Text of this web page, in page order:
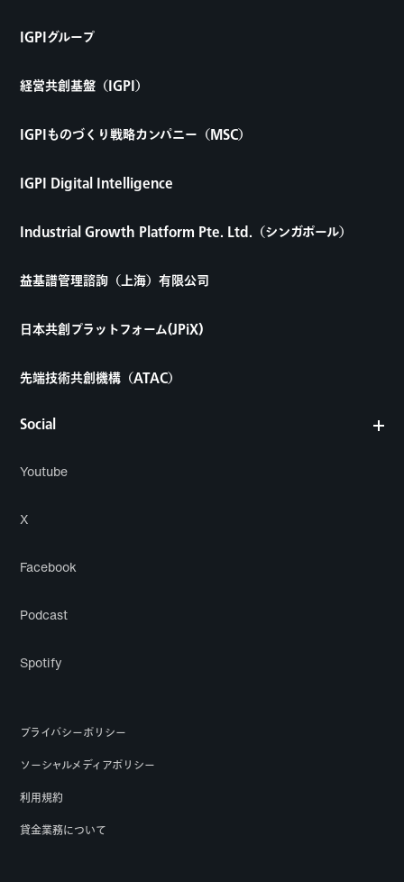
Social
Youtube
X
Facebook
Podcast
Spotify
IGPIグループ
経営共創基盤（IGPI）
IGPIものづくり戦略カンパニー（MSC）
IGPI Digital Intelligence
Industrial Growth Platform Pte. Ltd.（シンガポール）
益基譜管理諮詢（上海）有限公司
日本共創プラットフォーム(JPiX)
先端技術共創機構（ATAC）
プライバシーポリシー
ソーシャルメディアポリシー
利用規約
貸金業務について